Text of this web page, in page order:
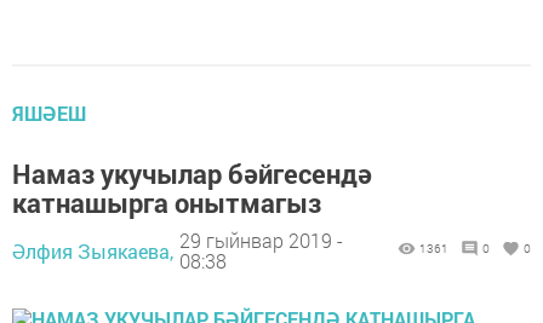
ЯШӘЕШ
Намаз укучылар бәйгесендә
катнашырга онытмагыз
Әлфия Зыякаева, 29 гыйнвар 2019 -
08:38
1361 0 0